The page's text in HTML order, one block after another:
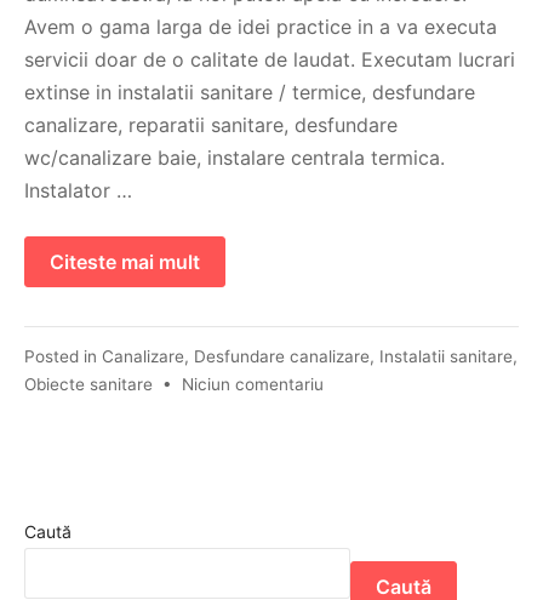
Avem o gama larga de idei practice in a va executa
servicii doar de o calitate de laudat. Executam lucrari
extinse in instalatii sanitare / termice, desfundare
canalizare, reparatii sanitare, desfundare
wc/canalizare baie, instalare centrala termica.
Instalator …
Citeste mai mult
Posted in Canalizare, Desfundare canalizare, Instalatii sanitare,
Obiecte sanitare • Niciun comentariu
Caută
Caută